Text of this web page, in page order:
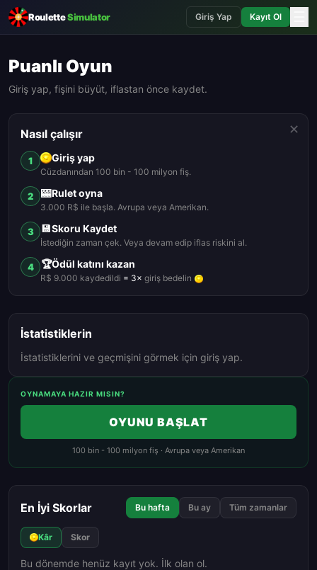
RouletteSimulator Giriş Yap Kayıt Ol
Puanlı Oyun
Giriş yap, fişini büyüt, iflastan önce kaydet.
✕
Nasıl çalışır
1 Giriş yap
Cüzdanından 100 bin - 100 milyon fiş.
2 🎰Rulet oyna
3.000 R$ ile başla. Avrupa veya Amerikan.
3 💾Skoru Kaydet
İstediğin zaman çek. Veya devam edip iflas riskini al.
4 🏆Ödül katını kazan
R$ 9.000 kaydedildi = 3× giriş bedelin
İstatistiklerin
İstatistiklerini ve geçmişini görmek için giriş yap.
OYNAMAYA HAZIR MISIN?
OYUNU BAŞLAT
100 bin - 100 milyon fiş · Avrupa veya Amerikan
En İyi Skorlar Bu hafta Bu ay Tüm zamanlar
Kâr Skor
Bu dönemde henüz kayıt yok. İlk olan ol.